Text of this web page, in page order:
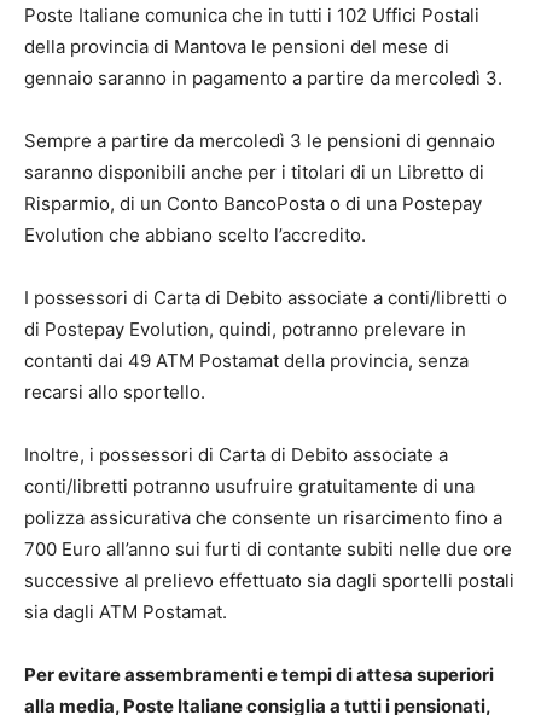
Poste Italiane comunica che in tutti i 102 Uffici Postali
della provincia di Mantova le pensioni del mese di
gennaio saranno in pagamento a partire da mercoledì 3.
Sempre a partire da mercoledì 3 le pensioni di gennaio
saranno disponibili anche per i titolari di un Libretto di
Risparmio, di un Conto BancoPosta o di una Postepay
Evolution che abbiano scelto l’accredito.
I possessori di Carta di Debito associate a conti/libretti o
di Postepay Evolution, quindi, potranno prelevare in
contanti dai 49 ATM Postamat della provincia, senza
recarsi allo sportello.
Inoltre, i possessori di Carta di Debito associate a
conti/libretti potranno usufruire gratuitamente di una
polizza assicurativa che consente un risarcimento fino a
700 Euro all’anno sui furti di contante subiti nelle due ore
successive al prelievo effettuato sia dagli sportelli postali
sia dagli ATM Postamat.
Per evitare assembramenti e tempi di attesa superiori
alla media, Poste Italiane consiglia a tutti i pensionati,